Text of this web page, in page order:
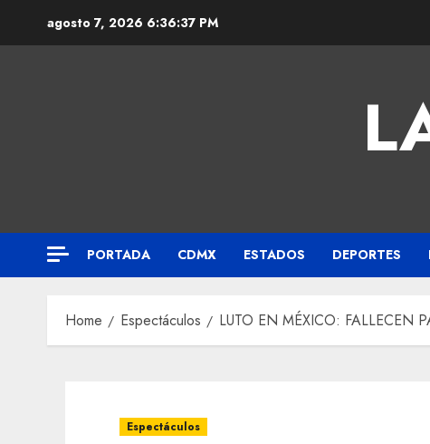
agosto 7, 2026 6:36:37 PM
PORTADA CDMX ESTADOS DEPORTES
Home Espectáculos LUTO EN MÉXICO: FALLECEN
Espectáculos